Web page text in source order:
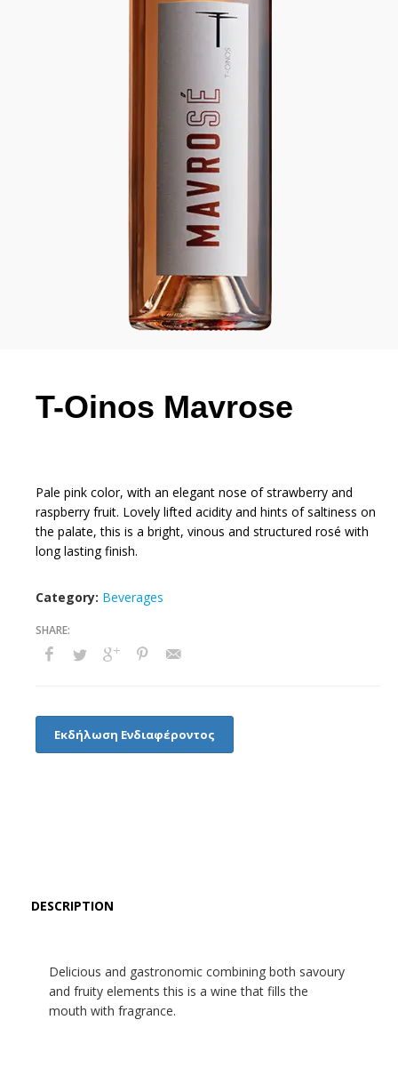
T-Οinos Mavrose
Pale pink color, with an elegant nose of strawberry and
raspberry fruit. Lovely lifted acidity and hints of saltiness on
the palate, this is a bright, vinous and structured rosé with
long lasting finish.
Category: Beverages
Εκδήλωση Ενδιαφέροντος
DESCRIPTION
Delicious and gastronomic combining both savoury
and fruity elements this is a wine that fills the
mouth with fragrance.